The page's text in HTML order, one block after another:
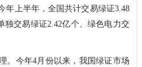
上半年，全国共计交易绿证3.48
独交易绿证2.42亿个、绿色电力交
今年4月份以来，我国绿证市场